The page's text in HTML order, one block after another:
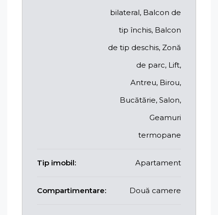
bilateral, Balcon de
tip închis, Balcon
de tip deschis, Zonă
de parc, Lift,
Antreu, Birou,
Bucătărie, Salon,
Geamuri
termopane
Tip imobil: Apartament
Compartimentare: Două camere